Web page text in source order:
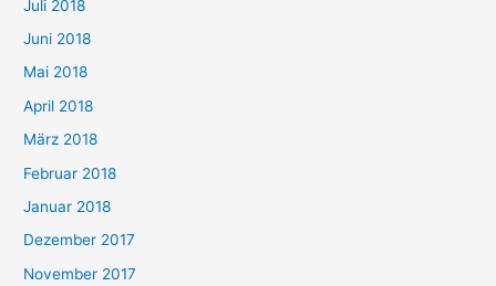
Juli 2018
Juni 2018
Mai 2018
April 2018
März 2018
Februar 2018
Januar 2018
Dezember 2017
November 2017